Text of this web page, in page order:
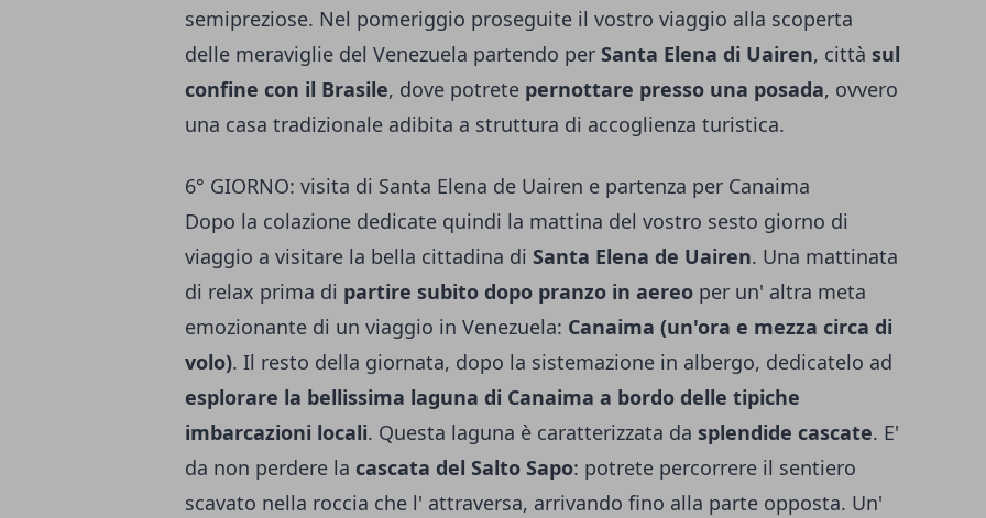
semipreziose. Nel pomeriggio proseguite il vostro viaggio alla scoperta
delle meraviglie del Venezuela partendo per Santa Elena di Uairen, città sul
confine con il Brasile, dove potrete pernottare presso una posada, ovvero
una casa tradizionale adibita a struttura di accoglienza turistica.
6° GIORNO: visita di Santa Elena de Uairen e partenza per Canaima
Dopo la colazione dedicate quindi la mattina del vostro sesto giorno di
viaggio a visitare la bella cittadina di Santa Elena de Uairen. Una mattinata
di relax prima di partire subito dopo pranzo in aereo per un' altra meta
emozionante di un viaggio in Venezuela: Canaima (un'ora e mezza circa di
volo). Il resto della giornata, dopo la sistemazione in albergo, dedicatelo ad
esplorare la bellissima laguna di Canaima a bordo delle tipiche
imbarcazioni locali. Questa laguna è caratterizzata da splendide cascate. E'
da non perdere la cascata del Salto Sapo: potrete percorrere il sentiero
scavato nella roccia che l' attraversa, arrivando fino alla parte opposta. Un'